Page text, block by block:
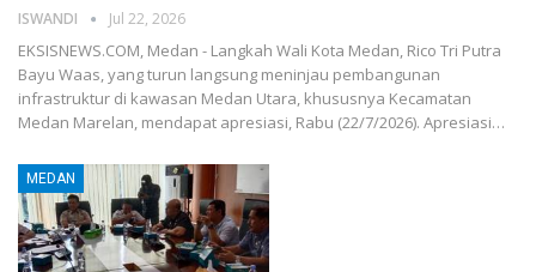
ISWANDI Jul 22, 2026
EKSISNEWS.COM, Medan - Langkah Wali Kota Medan, Rico Tri Putra
Bayu Waas, yang turun langsung meninjau pembangunan
infrastruktur di kawasan Medan Utara, khususnya Kecamatan
Medan Marelan, mendapat apresiasi, Rabu (22/7/2026). Apresiasi…
MEDAN